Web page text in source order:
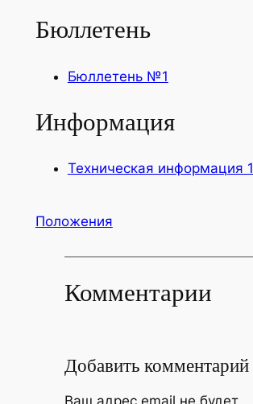
Бюллетень
Бюллетень №1
Информация
Техническая информация 1
Положения
Комментарии
Добавить комментарий
Ваш адрес email не будет